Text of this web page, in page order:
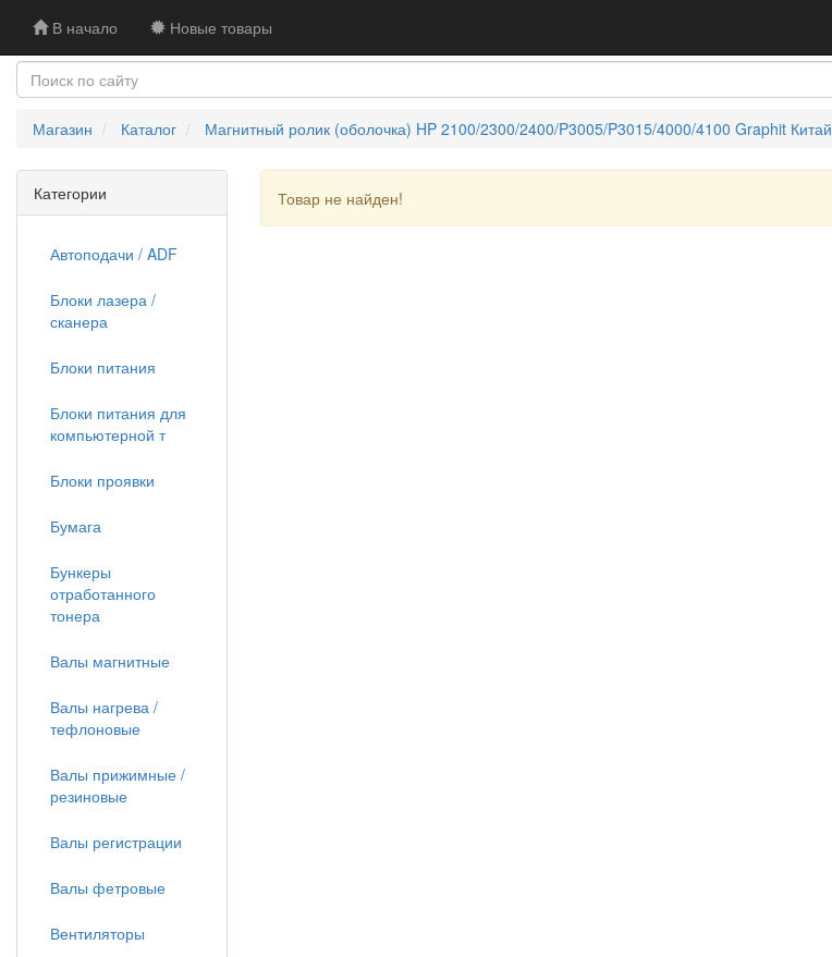
В начало Новые товары
Магазин Каталог Магнитный ролик (оболочка) HP 2100/2300/2400/P3005/P3015/4000/4100 Graphit Китай
Товар не найден!
Категории
Автоподачи / ADF
Блоки лазера /
сканера
Блоки питания
Блоки питания для
компьютерной т
Блоки проявки
Бумага
Бункеры
отработанного
тонера
Валы магнитные
Валы нагрева /
тефлоновые
Валы прижимные /
резиновые
Валы регистрации
Валы фетровые
Вентиляторы